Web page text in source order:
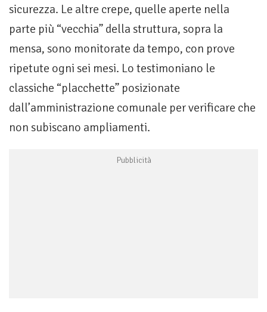
sicurezza. Le altre crepe, quelle aperte nella
parte più “vecchia” della struttura, sopra la
mensa, sono monitorate da tempo, con prove
ripetute ogni sei mesi. Lo testimoniano le
classiche “placchette” posizionate
dall’amministrazione comunale per verificare che
non subiscano ampliamenti.